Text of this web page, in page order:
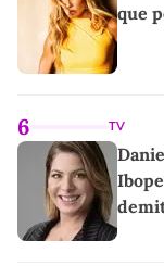
que
6 TV